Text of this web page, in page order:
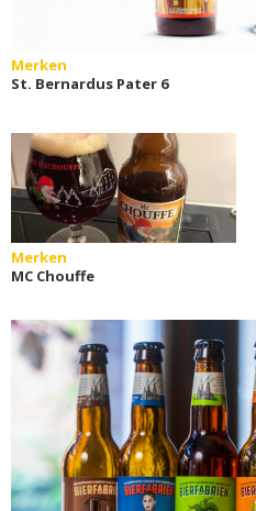
Merken
St. Bernardus Pater 6
Merken
MC Chouffe